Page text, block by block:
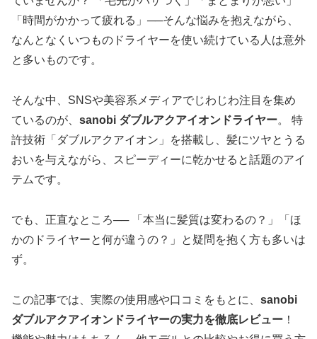
「時間がかかって疲れる」──そんな悩みを抱えながら、
なんとなくいつものドライヤーを使い続けている人は意外
と多いものです。
そんな中、SNSや美容系メディアでじわじわ注目を集め
ているのが、 sanobi ダブルアクアイオンドライヤー。 特
許技術「ダブルアクアイオン」を搭載し、髪にツヤとうる
おいを与えながら、スピーディーに乾かせると話題のアイ
テムです。
でも、正直なところ── 「本当に髪質は変わるの？」「ほ
かのドライヤーと何が違うの？」と疑問を抱く方も多いは
ず。
この記事では、実際の使用感や口コミをもとに、 sanobi
ダブルアクアイオンドライヤーの実力を徹底レビュー ！